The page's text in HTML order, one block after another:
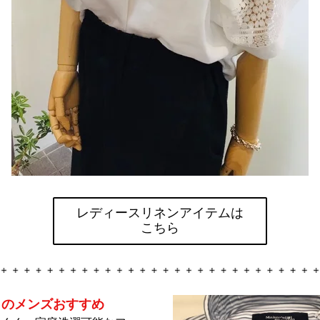
レディースリネンアイテムは
こちら
メンズおすすめ